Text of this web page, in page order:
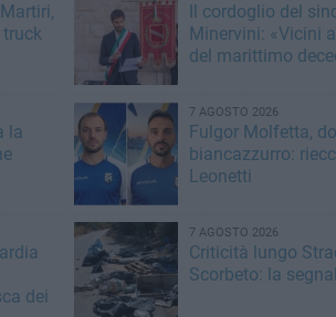
Il cordoglio del
Minervini: «Vicini
del marittimo
la
7 AGOSTO 2026
Fulgor Molfetta,
biancazzurro:
Leonetti
dei
7 AGOSTO 2026
Criticità lungo
Scorbeto: la